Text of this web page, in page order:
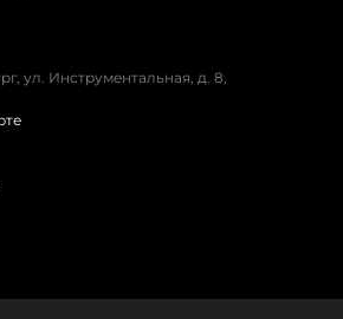
ул. Инструментальная, д. 8,